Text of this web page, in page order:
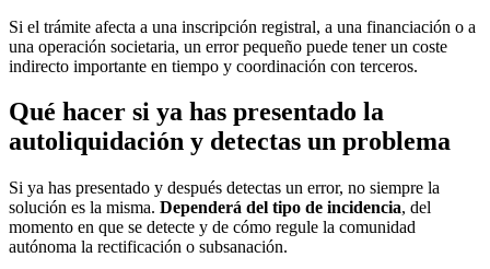
Si el trámite afecta a una inscripción registral, a una financiación o a
una operación societaria, un error pequeño puede tener un coste
indirecto importante en tiempo y coordinación con terceros.
Qué hacer si ya has presentado la
autoliquidación y detectas un problema
Si ya has presentado y después detectas un error, no siempre la
solución es la misma. Dependerá del tipo de incidencia, del
momento en que se detecte y de cómo regule la comunidad
autónoma la rectificación o subsanación.